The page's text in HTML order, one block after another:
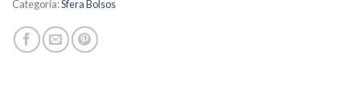
Categoría:Sfera Bolsos